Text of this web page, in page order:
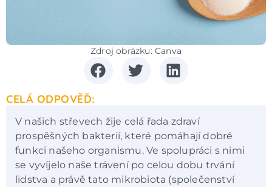
Zdroj obrázku: Canva
CELÁ ODPOVĚĎ:
V našich střevech žije celá řada zdraví
prospěšných bakterií, které pomáhají dobré
funkci našeho organismu. Ve spolupráci s nimi
se vyvíjelo naše trávení po celou dobu trvání
lidstva a právě tato mikrobiota (společenství